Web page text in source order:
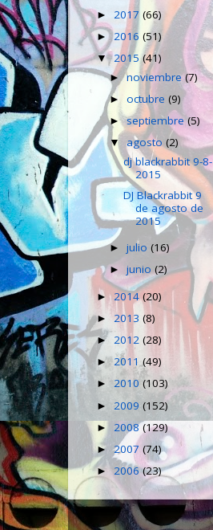
► 2017 (66)
► 2016 (51)
▼2015(41)
►noviembre(7)
►octubre(9)
►septiembre(5)
▼agosto(2)
dj blackrabbit 9-8-
2015
DJ Blackrabbit 9
de agosto de
2015
►julio(16)
►junio(2)
► 2014(20)
► 2013 (8)
► 2012 (28)
► 2011(49)
► 2010 (103)
► 2009(152)
► 2008(129)
►2007 (74)
► 2006(23)